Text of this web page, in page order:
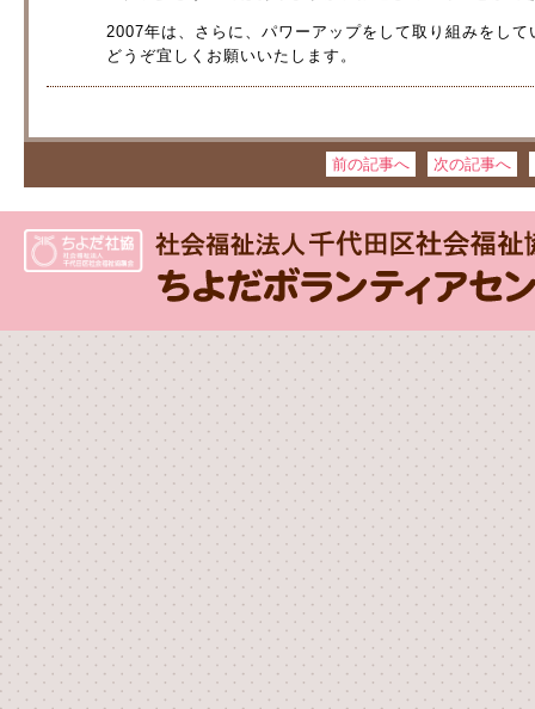
2007年は、さらに、パワーアップをして取り組みをし
どうぞ宜しくお願いいたします。
前の記事へ 次の記事へ